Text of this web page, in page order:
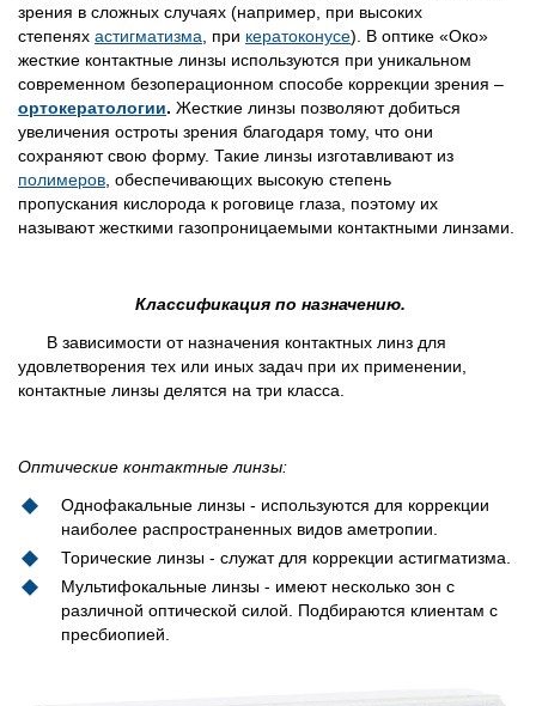
зрения в сложных случаях (например, при высоких
степенях астигматизма, при кератоконусе). В оптике «Око»
жесткие контактные линзы используются при уникальном
современном безоперационном способе коррекции зрения –
ортокератологии. Жесткие линзы позволяют добиться
увеличения остроты зрения благодаря тому, что они
сохраняют свою форму. Такие линзы изготавливают из
полимеров, обеспечивающих высокую степень
пропускания кислорода к роговице глаза, поэтому их
называют жесткими газопроницаемыми контактными линзами.
Классификация по назначению.
В зависимости от назначения контактных линз для
удовлетворения тех или иных задач при их применении,
контактные линзы делятся на три класса.
Оптические контактные линзы:
Однофакальные линзы - используются для коррекции
наиболее распространенных видов аметропии.
Торические линзы - служат для коррекции астигматизма.
Мультифокальные линзы - имеют несколько зон с
различной оптической силой. Подбираются клиентам с
пресбиопией.